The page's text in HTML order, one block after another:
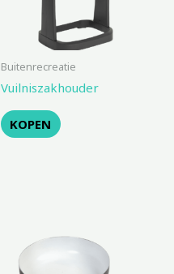
Buitenrecreatie
Vuilniszakhouder
KOPEN